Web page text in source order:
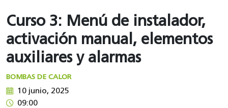
Curso 3: Menú de instalador,
activación manual, elementos
auxiliares y alarmas
BOMBAS DE CALOR
10 junio, 2025
09:00